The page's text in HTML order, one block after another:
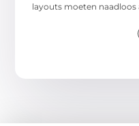
layouts moeten naadloos